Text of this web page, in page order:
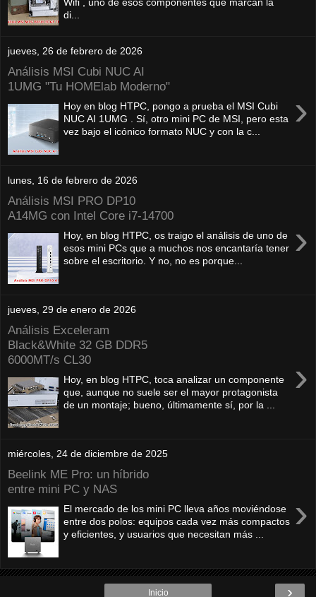
Wifi , uno de esos componentes que marcan la
di...
jueves, 26 de febrero de 2026
Análisis MSI Cubi NUC AI
1UMG "Tu HOMElab Moderno"
›
Hoy en blog HTPC, pongo a prueba el MSI Cubi
NUC AI 1UMG . Sí, otro mini PC de MSI, pero esta
vez bajo el icónico formato NUC y con la c...
lunes, 16 de febrero de 2026
Análisis MSI PRO DP10
A14MG con Intel Core i7-14700
›
Hoy, en blog HTPC, os traigo el análisis de uno de
esos mini PCs que a muchos nos encantaría tener
sobre el escritorio. Y no, no es porque...
jueves, 29 de enero de 2026
Análisis Exceleram
Black&White 32 GB DDR5
6000MT/s CL30
›
Hoy, en blog HTPC, toca analizar un componente
que, aunque no suele ser el mayor protagonista
de un montaje; bueno, últimamente sí, por la ...
miércoles, 24 de diciembre de 2025
Beelink ME Pro: un híbrido
entre mini PC y NAS
›
El mercado de los mini PC lleva años moviéndose
entre dos polos: equipos cada vez más compactos
y eficientes, y usuarios que necesitan más ...
›
Inicio